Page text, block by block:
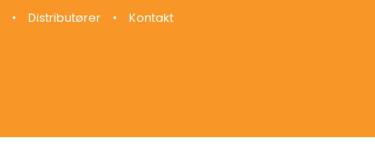
• Distributører • Kontakt